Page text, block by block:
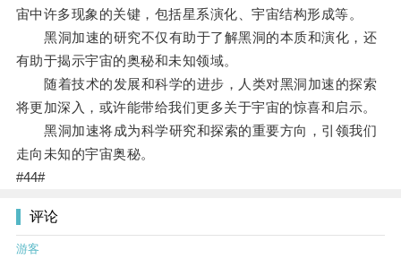
宙中许多现象的关键，包括星系演化、宇宙结构形成等。
黑洞加速的研究不仅有助于了解黑洞的本质和演化，还
有助于揭示宇宙的奥秘和未知领域。
随着技术的发展和科学的进步，人类对黑洞加速的探索
将更加深入，或许能带给我们更多关于宇宙的惊喜和启示。
黑洞加速将成为科学研究和探索的重要方向，引领我们
走向未知的宇宙奥秘。
#44#
评论
游客